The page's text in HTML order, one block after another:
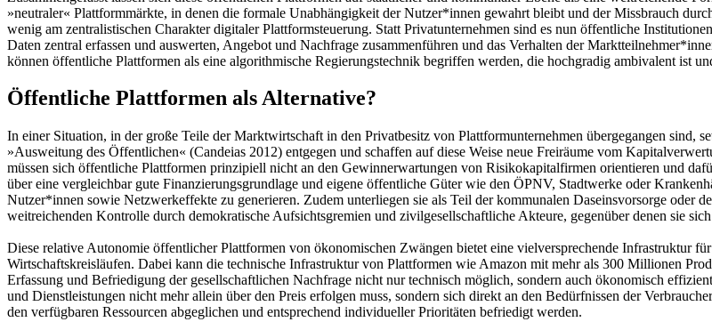
»neutraler« Plattformmärkte, in denen die formale Unabhängigkeit der Nutzer*innen gewahrt bleibt und der Missbrauch
wenig am zentralistischen Charakter digitaler Plattformsteuerung. Statt Privatunternehmen sind es nun öffentliche
Daten zentral erfassen und auswerten, Angebot und Nachfrage zusammenführen und das Verhalten der
können öffentliche Plattformen als eine algorithmische Regierungstechnik begriffen werden, die hochgradig ambivalent ist
Öffentliche Plattformen als Alternative?
In einer Situation, in der große Teile der Marktwirtschaft in den Privatbesitz von Plattformunternehmen übergegangen sind,
»Ausweitung des Öffentlichen« (Candeias 2012) entgegen und schaffen auf diese Weise neue Freiräume vom
müssen sich öffentliche Plattformen prinzipiell nicht an den Gewinnerwartungen von Risikokapitalfirmen orientieren und
über eine vergleichbar gute Finanzierungsgrundlage und eigene öffentliche Güter wie den ÖPNV, Stadtwerke oder
Nutzer*innen sowie Netzwerkeffekte zu generieren. Zudem unterliegen sie als Teil der kommunalen Daseinsvorsorge oder
weitreichenden Kontrolle durch demokratische Aufsichtsgremien und zivilgesellschaftliche Akteure, gegenüber denen sie
Diese relative Autonomie öffentlicher Plattformen von ökonomischen Zwängen bietet eine vielversprechende Infrastruktur
Wirtschaftskreisläufen. Dabei kann die technische Infrastruktur von Plattformen wie Amazon mit mehr als 300 Millionen
Erfassung und Befriedigung der gesellschaftlichen Nachfrage nicht nur technisch möglich, sondern auch ökonomisch
und Dienstleistungen nicht mehr allein über den Preis erfolgen muss, sondern sich direkt an den Bedürfnissen der
den verfügbaren Ressourcen abgeglichen und entsprechend individueller Prioritäten befriedigt werden.